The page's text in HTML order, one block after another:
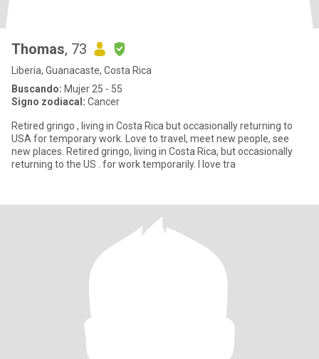
Thomas, 73
Liberia, Guanacaste, Costa Rica
Buscando: Mujer 25 - 55
Signo zodiacal: Cancer
Retired gringo , living in Costa Rica but occasionally returning to
USA for temporary work. Love to travel, meet new people, see
new places. Retired gringo, living in Costa Rica, but occasionally
returning to the US . for work temporarily. I love tra